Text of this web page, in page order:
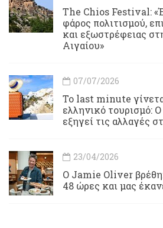
Τhe Chios Festival:
φάρος πολιτισμού,
και εξωστρέφειας
Αιγαίου»
07/07/2026
Το last minute
ελληνικό τουρισμό:
εξηγεί τις αλλαγές
23/04/2026
Ο Jamie Oliver
48 ώρες και μας